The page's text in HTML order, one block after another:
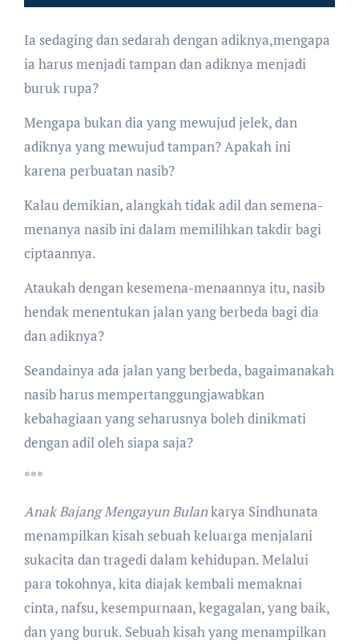
Ia sedaging dan sedarah dengan adiknya,mengapa
ia harus menjadi tampan dan adiknya menjadi
buruk rupa?
Mengapa bukan dia yang mewujud jelek, dan
adiknya yang mewujud tampan? Apakah ini
karena perbuatan nasib?
Kalau demikian, alangkah tidak adil dan semena-
menanya nasib ini dalam memilihkan takdir bagi
ciptaannya.
Ataukah dengan kesemena-menaannya itu, nasib
hendak menentukan jalan yang berbeda bagi dia
dan adiknya?
Seandainya ada jalan yang berbeda, bagaimanakah
nasib harus mempertanggungjawabkan
kebahagiaan yang seharusnya boleh dinikmati
dengan adil oleh siapa saja?
***
Anak Bajang Mengayun Bulankarya Sindhunata
menampilkan kisah sebuah keluarga menjalani
sukacita dan tragedi dalam kehidupan. Melalui
para tokohnya, kita diajak kembali memaknai
cinta, nafsu, kesempurnaan, kegagalan, yang baik,
dan yang buruk. Sebuah kisah yang menampilkan